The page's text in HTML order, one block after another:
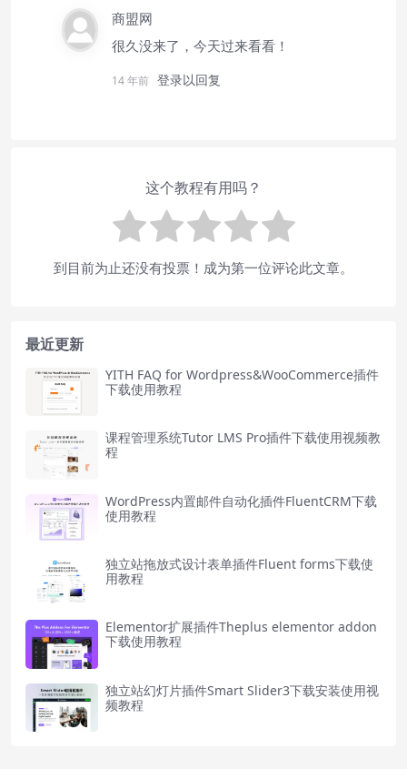
商盟网
很久没来了，今天过来看看！
14 年前 登录以回复
这个教程有用吗？
到目前为止还没有投票！成为第一位评论此文章。
最近更新
YITH FAQ for Wordpress&WooCommerce插件
下载使用教程
课程管理系统Tutor LMS Pro插件下载使用视频教
程
WordPress内置邮件自动化插件FluentCRM下载
使用教程
独立站拖放式设计表单插件Fluent forms下载使
用教程
Elementor扩展插件Theplus elementor addon
下载使用教程
独立站幻灯片插件Smart Slider3下载安装使用视
频教程